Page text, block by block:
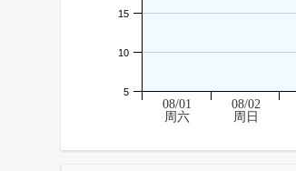
10
5
15
08/01
周六
08/02
周日